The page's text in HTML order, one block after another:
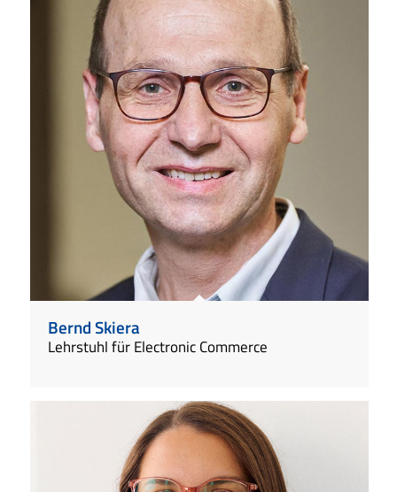
Bernd Skiera
Lehrstuhl für Electronic Commerce